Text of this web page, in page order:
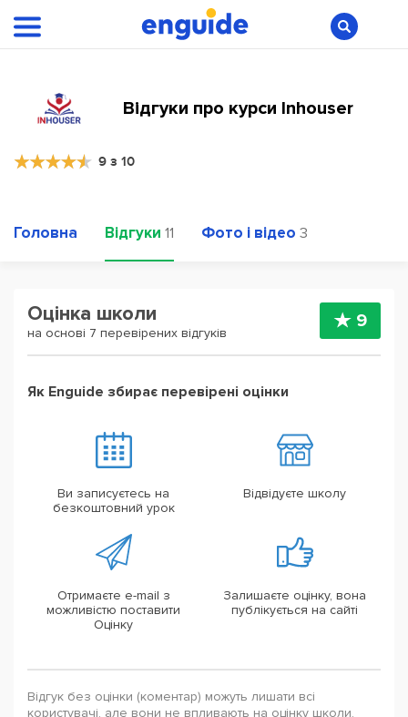
Відгуки про курси Inhouser
9 з 10
Головна Відгуки 11 Фото і відео 3
Оцінка школи
на основі 7 перевірених відгуків
9
Як Enguide збирає перевірені оцінки
Ви записуєтесь на
безкоштовний урок
Відвідуєте школу
Отримаєте e-mail з
можливістю поставити
Оцінку
Залишаєте оцінку, вона
публікується на сайті
Відгук без оцінки (коментар) можуть лишати всі
користувачі, але вони не впливають на оцінку школи,